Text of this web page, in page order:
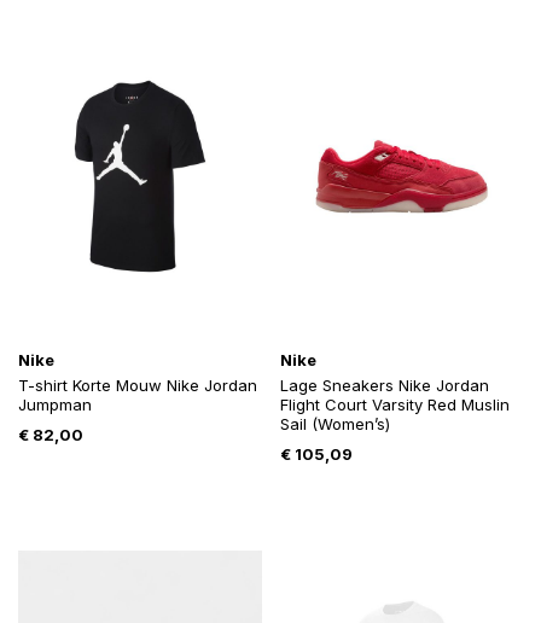
Nike
T-shirt Korte Mouw Nike Jordan
Jumpman
€ 82,00
Nike
Lage Sneakers Nike Jordan
Flight Court Varsity Red Muslin
Sail (Women’s)
€105,09